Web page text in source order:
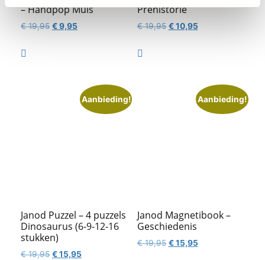
– Handpop Muis
€19,95 Oorspronkelijke
€9,95

Prehistorie
€19,95 Oorspronkelijke
€10,95Huidige

Aanbieding!
Janod Puzzel – 4 puzzels
Dinosaurus (6-9-12-16
stukken)
€19,95 Oorspronkelijke
€15,95Huidige
Aanbieding!
Janod Magnetibook –
Geschiedenis
€19,95 Oorspronkelijke
€15,95Huidige